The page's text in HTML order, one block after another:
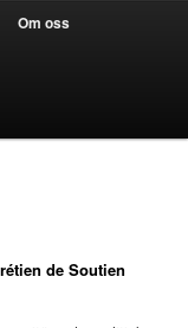
Om oss
de Soutien